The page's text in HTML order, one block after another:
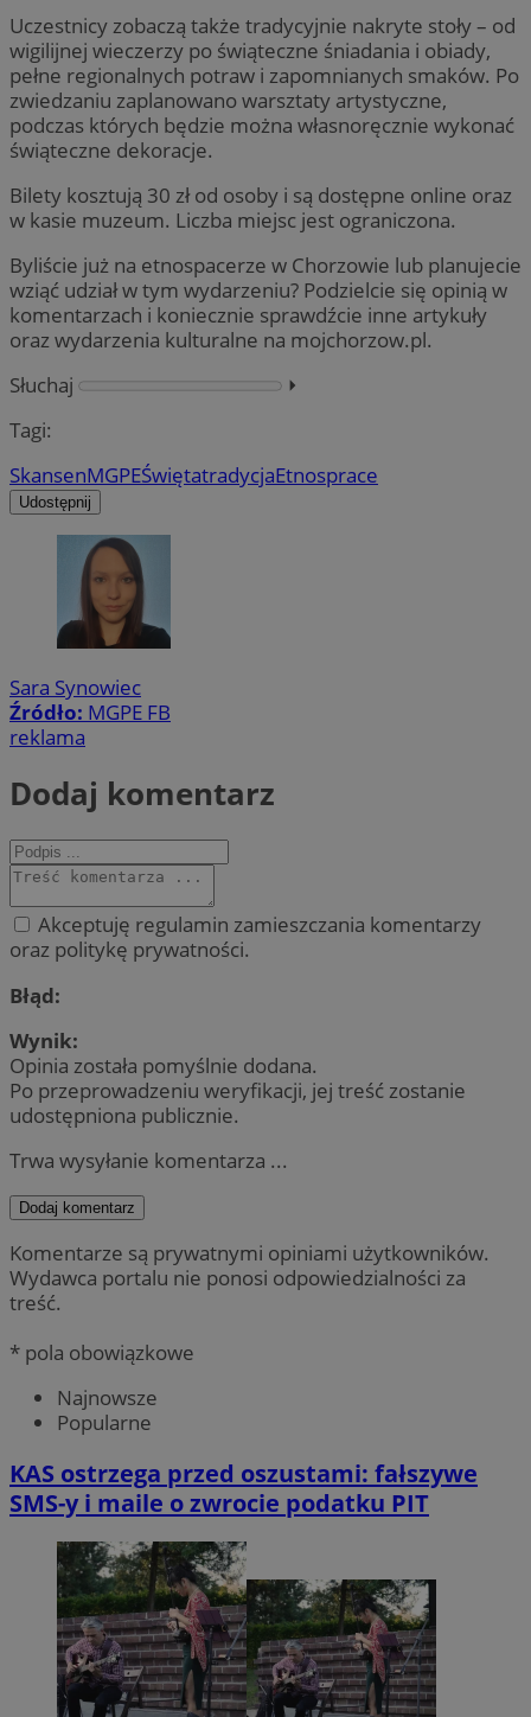
Uczestnicy zobaczą także tradycyjnie nakryte stoły – od
wigilijnej wieczerzy po świąteczne śniadania i obiady,
pełne regionalnych potraw i zapomnianych smaków. Po
zwiedzaniu zaplanowano warsztaty artystyczne,
podczas których będzie można własnoręcznie wykonać
świąteczne dekoracje.
Bilety kosztują 30 zł od osoby i są dostępne online oraz
w kasie muzeum. Liczba miejsc jest ograniczona.
Byliście już na etnospacerze w Chorzowie lub planujecie
wziąć udział w tym wydarzeniu? Podzielcie się opinią w
komentarzach i koniecznie sprawdźcie inne artykuły
oraz wydarzenia kulturalne na mojchorzow.pl.
Słuchaj
⏵︎
Tagi:
SkansenMGPEŚwiętatradycjaEtnosprace
Udostępnij
Sara Synowiec
Źródło: MGPE FB
reklama
Dodaj komentarz
Akceptuję regulamin zamieszczania komentarzy
oraz politykę prywatności.
Błąd:
Wynik:
Opinia została pomyślnie dodana.
Po przeprowadzeniu weryfikacji, jej treść zostanie
udostępniona publicznie.
Trwa wysyłanie komentarza ...
Dodaj komentarz
Komentarze są prywatnymi opiniami użytkowników.
Wydawca portalu nie ponosi odpowiedzialności za
treść.
* pola obowiązkowe
Najnowsze
Popularne
KAS ostrzega przed oszustami: fałszywe
SMS-y i maile o zwrocie podatku PIT